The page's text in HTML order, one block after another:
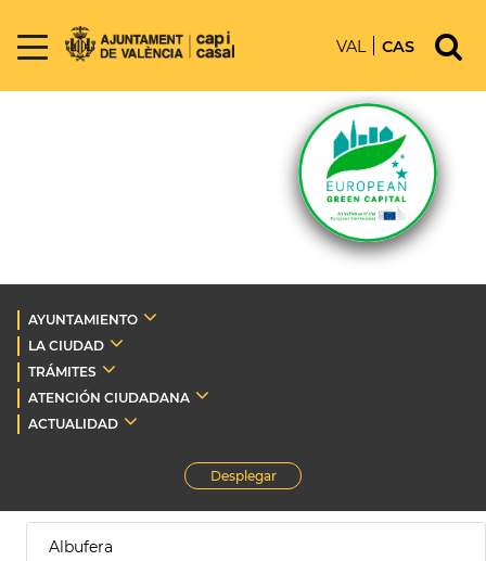
VAL CAS
AYUNTAMIENTO
LA CIUDAD
TRÁMITES
ATENCIÓN CIUDADANA
ACTUALIDAD
Desplegar
Albufera